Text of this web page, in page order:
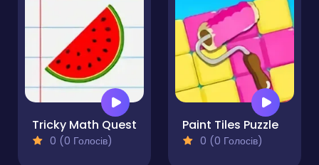
Tricky Math Quest
0 (0 Голосів)
Paint Tiles Puzzle
0 (0 Голосів)